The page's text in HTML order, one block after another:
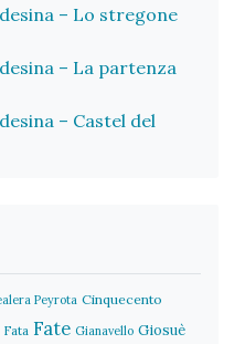
– Lo stregone
– La partenza
– Castel del
Peyrota Cinquecento
Fata Fate Gianavello Giosuè